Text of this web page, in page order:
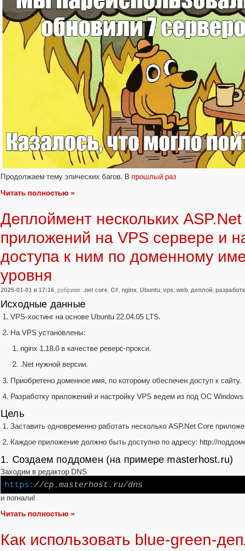
Продолжаем тему эпических багов. В прошлый раз
Читать полностью »
Деплоймент нескольких
приложений на VPS сервере и
доступа к ним по доменному
уровня
2025-01-01 в 17:16 , рубрики: .net core C# nginx Ubuntu vps web деплой
Исходные данные
VPS-хостинг на основе Ubuntu 22.04.05 LTS.
На VPS установлены:
nginx 1.18.0 в качестве реверс-прокси.
.Net нужной версии.
Приобретено доменное имя, по которому обеспечен доступ к сайту.
Разработку приложений и настройку VPS ведем из под ОС
Цель
Заставить одновременно работать несколько ASP.Net Core
Каждое приложение должно быть доступно по адресу: http://
1. Создаем поддомен (на примере masterhost.ru)
Заходим в редактор DNS
https://cp.masterhost.ru/dns
и погнали!
Читать полностью »
Как использовать blue-green-